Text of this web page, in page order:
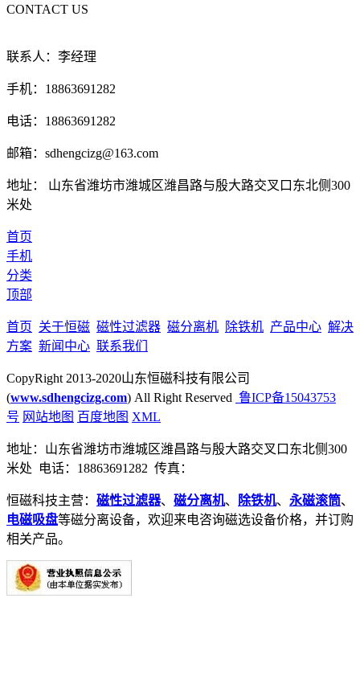
CONTACT US
联系人：李经理
手机：18863691282
电话：18863691282
邮箱：sdhengcizg@163.com
地址： 山东省潍坊市潍城区潍昌路与殷大路交叉口东北侧300
米处
首页
手机
分类
顶部
首页 关于恒磁 磁性过滤器 磁分离机 除铁机 产品中心 解决
方案 新闻中心 联系我们
CopyRight 2013-2020山东恒磁科技有限公司
(www.sdhengcizg.com) All Right Reserved 鲁ICP备15043753
号 网站地图 百度地图 XML
地址：山东省潍坊市潍城区潍昌路与殷大路交叉口东北侧300
米处 电话：18863691282 传真：
恒磁科技主营： 磁性过滤器、 磁分离机、 除铁机、 永磁滚筒、
电磁吸盘等磁分离设备，欢迎来电咨询磁选设备价格，并订购
相关产品。